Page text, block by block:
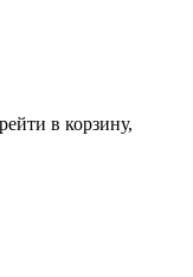
в корзину,